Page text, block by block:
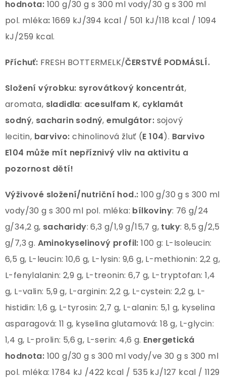
hodnota: 100 g/30 g s 300 ml vody/30 g s 300 ml
pol. mléka: 1669 kJ/394 kcal / 501 kJ/118 kcal / 1094
kJ/259 kcal.
Příchuť: FRESH BOTTERMELK/ČERSTVÉ PODMÁSLÍ.
Složení výrobku: syrovátkový koncentrát,
aromata, sladidla: acesulfam K, cyklamát
sodný, sacharin sodný,emulgátor: sojový
lecitin, barvivo: chinolinová žluť (E 104). Barvivo
E104 může mít nepříznivý vliv na aktivitu a
pozornost dětí!
Výživové složení/nutriční hod.: 100 g/30 g s 300 ml
vody/30 g s 300 ml pol. mléka: bílkoviny: 76 g/24
g/34,2 g, sacharidy: 6,3 g/1,9 g/15,7 g, tuky: 8,5 g/2,5
g/7,3 g. Aminokyselinový profil:100 g: L-Isoleucin:
6,5 g, L-leucin: 10,6 g, L-lysin: 9,6 g, L-methionin: 2,2 g,
L-fenylalanin: 2,9 g, L-treonin: 6,7 g, L-tryptofan: 1,4
g, L-valin: 5,9 g, L-arginin: 2,2 g, L-cystein: 2,2 g, L-
histidin: 1,6 g, L-tyrosin: 2,7 g, L-alanin: 5,1 g, kyselina
asparagová: 11 g, kyselina glutamová: 18 g, L-glycin:
1,4 g, L-prolin: 5,6 g, L-serin: 4,6 g. Energetická
hodnota: 100 g/30 g s 300 ml vody/ve 30 g s 300 ml
pol. mléka: 1784 kJ /422 kcal / 535 kJ/127 kcal / 1129